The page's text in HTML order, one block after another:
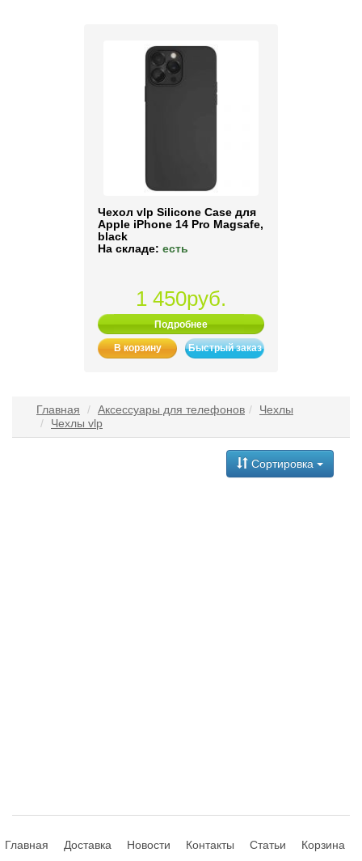
Чехол vlp Silicone Case для
Apple iPhone 14 Pro Magsafe,
black
На складе: есть
1 450руб.
Подробнее
В корзину Быстрый заказ
Главная Аксессуары для телефонов
Чехлы
Чехлы vlp
Сортировка
Главная Доставка Новости Контакты Статьи Корзина